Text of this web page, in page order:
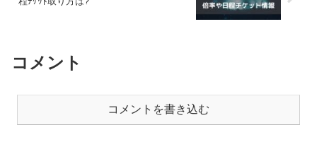
コメント
コメントを書き込む